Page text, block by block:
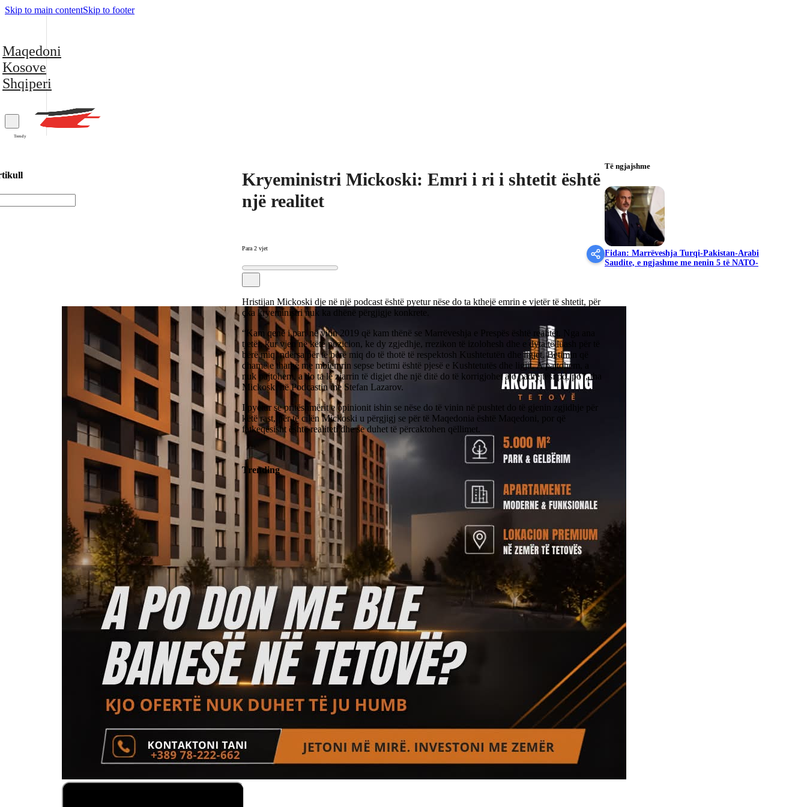
Skip to main contentSkip to footer
Maqedoni
Kosove
Shqiperi
Trendy
Kryeministri Mickoski: Emri i ri i shtetit është
një realitet
Para 2 vjet
Hristijan Mickoski dje në një podcast është pyetur nëse do ta kthejë emrin e vjetër të shtetit, për
çka kryeministri nuk ka dhënë përgjigje konkrete.
“Kam qenë i pari në vitin 2019 që kam thënë se Marrëveshja e Prespës është realitet. Nga ana
tjetër, kur vjen në këtë pozicion, ke dy zgjedhje, rrezikon të izolohesh dhe e dyta të luash për të
bërë miq, ndërsa për të bërë miq do të thotë të respektosh Kushtetutën dhe ligjet. Betimin që
dhamë e thamë me mbiemrin sepse betimi është pjesë e Kushtetutës dhe ligjit. A pajtohem, a
nuk pajtohem, a do ta lë zjarrin të digjet dhe një ditë do të korrigjohet ajo padrejtësi po, po”, tha
Mickoski në Podcastin me Stefan Lazarov.
I pyetur se pritëshmërit e opinionit ishin se nëse do të vinin në pushtet do të gjenin zgjidhje për
këtë rast, për të cilën Mickoski u përgjigj se për të Maqedonia është Maqedoni, por që
fatkeqësisht është realiteti dhe se duhet të përcaktohen qëllimet.
Trending
Të ngjajshme
Fidan: Marrëveshja Turqi-Pakistan-Arabi
Saudite, e ngjashme me nenin 5 të NATO-